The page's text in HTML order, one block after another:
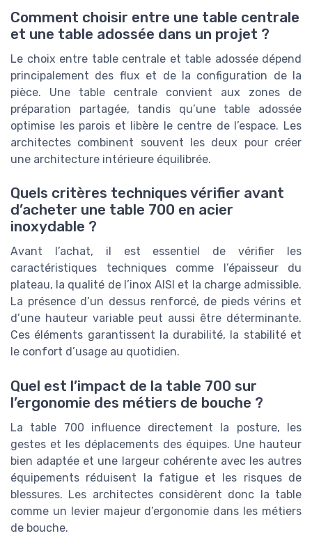
Comment choisir entre une table centrale
et une table adossée dans un projet ?
Le choix entre table centrale et table adossée dépend
principalement des flux et de la configuration de la
pièce. Une table centrale convient aux zones de
préparation partagée, tandis qu’une table adossée
optimise les parois et libère le centre de l’espace. Les
architectes combinent souvent les deux pour créer
une architecture intérieure équilibrée.
Quels critères techniques vérifier avant
d’acheter une table 700 en acier
inoxydable ?
Avant l’achat, il est essentiel de vérifier les
caractéristiques techniques comme l’épaisseur du
plateau, la qualité de l’inox AISI et la charge admissible.
La présence d’un dessus renforcé, de pieds vérins et
d’une hauteur variable peut aussi être déterminante.
Ces éléments garantissent la durabilité, la stabilité et
le confort d’usage au quotidien.
Quel est l’impact de la table 700 sur
l’ergonomie des métiers de bouche ?
La table 700 influence directement la posture, les
gestes et les déplacements des équipes. Une hauteur
bien adaptée et une largeur cohérente avec les autres
équipements réduisent la fatigue et les risques de
blessures. Les architectes considèrent donc la table
comme un levier majeur d’ergonomie dans les métiers
de bouche.